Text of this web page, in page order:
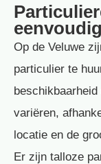
Op de Veluwe
particulier te
variëren,
locatie en de
Er zijn talloze